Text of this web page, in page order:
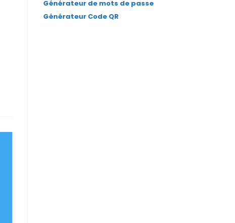
Générateur de mots de passe
Générateur Code QR